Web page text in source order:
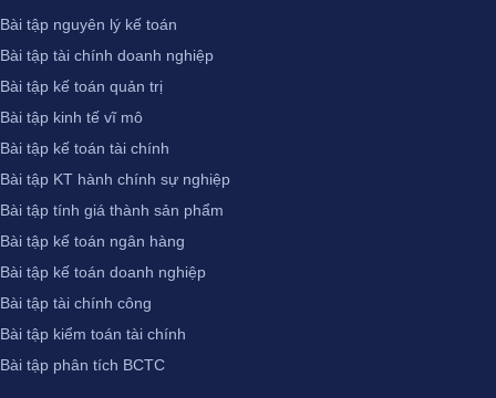
Bài tập nguyên lý kế toán
Bài tập tài chính doanh nghiệp
Bài tập kế toán quản trị
Bài tập kinh tế vĩ mô
Bài tập kế toán tài chính
Bài tập KT hành chính sự nghiệp
Bài tập tính giá thành sản phẩm
Bài tập kế toán ngân hàng
Bài tập kế toán doanh nghiệp
Bài tập tài chính công
Bài tập kiểm toán tài chính
Bài tập phân tích BCTC